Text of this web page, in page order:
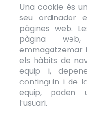
Una cookie és
seu ordinador
pàgines web.
pàgina
emmagatzemar
els hàbits de
equip i,
continguin i de
equip, poden
l’usuari.